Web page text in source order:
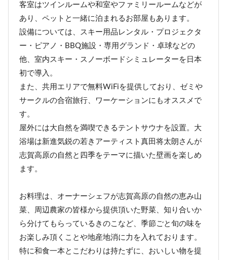
客室はツインルームや和室やファミリールームなどが
あり、ペットと一緒に泊まれるお部屋もあります。
設備については、スキー用品レンタル・プロジェクタ
ー・ピアノ・BBQ施設・専用グランド・卓球などの
他、室内スキー・スノーボードシミュレーターを日本
初で導入。
また、共用エリアで無料WiFiを提供しており、ゼミや
サークルの合宿旅行、ワーケーションにもオススメで
す。
屋外には大自然を満喫できるテントサウナを設置。大
浴場は新進気鋭の若きアーティスト真田将太朗さんが
志賀高原の自然と四季をテーマに描いた壁画を楽しめ
ます。
お料理は、オーナーシェフが志賀高原の自然の恵み山
菜、周辺農家の皆様から提供頂いた野菜、知り合いか
ら分けてもらっているきのこなど、季節ごと旬の味を
お楽しみ頂くことや地産地消に力を入れております。
特に和食一本とこだわりは持たずに、おいしい物を提